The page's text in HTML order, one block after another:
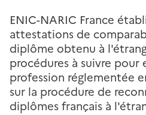
ENIC-NARIC France
attestations de
diplôme obtenu à
procédures à suivre pour
profession réglementée
sur la procédure de
diplômes français à